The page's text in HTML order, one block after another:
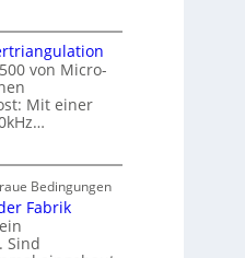
von Micro-
Mit einer
Bedingungen
Fabrik
Sind